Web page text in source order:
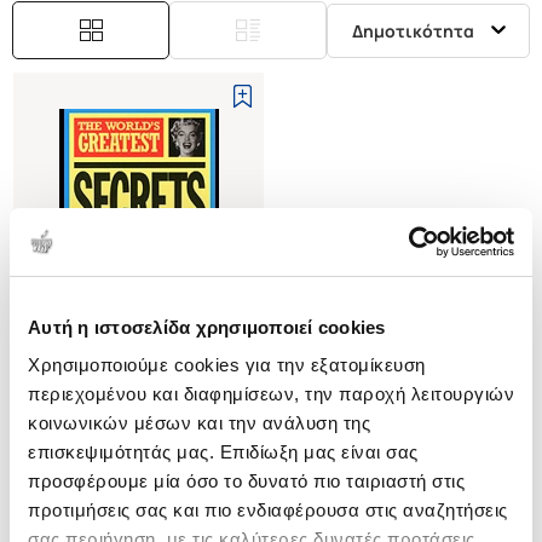
Αυτή η ιστοσελίδα χρησιμοποιεί cookies
Χρησιμοποιούμε cookies για την εξατομίκευση
περιεχομένου και διαφημίσεων, την παροχή λειτουργιών
κοινωνικών μέσων και την ανάλυση της
επισκεψιμότητάς μας. Επιδίωξη μας είναι σας
προσφέρουμε μία όσο το δυνατό πιο ταιριαστή στις
προτιμήσεις σας και πιο ενδιαφέρουσα στις αναζητήσεις
Δημοτικότητα
Εξαντλημένο
(0)
(P/B) THE WORLD'S GREATEST
SECRETS
HALL ALLAN
Κωδ. Πολιτείας:0751-0119